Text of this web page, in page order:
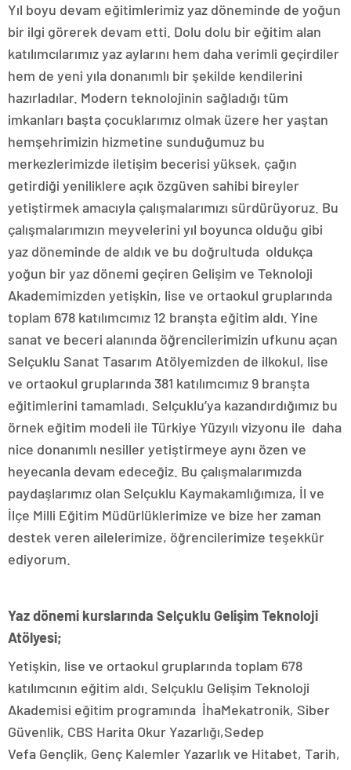
Yıl boyu devam eğitimlerimiz yaz döneminde de yoğun
bir ilgi görerek devam etti. Dolu dolu bir eğitim alan
katılımcılarımız yaz aylarını hem daha verimli geçirdiler
hem de yeni yıla donanımlı bir şekilde kendilerini
hazırladılar. Modern teknolojinin sağladığı tüm
imkanları başta çocuklarımız olmak üzere her yaştan
hemşehrimizin hizmetine sunduğumuz bu
merkezlerimizde iletişim becerisi yüksek, çağın
getirdiği yeniliklere açık özgüven sahibi bireyler
yetiştirmek amacıyla çalışmalarımızı sürdürüyoruz. Bu
çalışmalarımızın meyvelerini yıl boyunca olduğu gibi
yaz döneminde de aldık ve bu doğrultuda oldukça
yoğun bir yaz dönemi geçiren Gelişim ve Teknoloji
Akademimizden yetişkin, lise ve ortaokul gruplarında
toplam 678 katılımcımız 12 branşta eğitim aldı. Yine
sanat ve beceri alanında öğrencilerimizin ufkunu açan
Selçuklu Sanat Tasarım Atölyemizden de ilkokul, lise
ve ortaokul gruplarında 381 katılımcımız 9 branşta
eğitimlerini tamamladı. Selçuklu’ya kazandırdığımız bu
örnek eğitim modeli ile Türkiye Yüzyılı vizyonu ile daha
nice donanımlı nesiller yetiştirmeye aynı özen ve
heyecanla devam edeceğiz. Bu çalışmalarımızda
paydaşlarımız olan Selçuklu Kaymakamlığımıza, İl ve
İlçe Milli Eğitim Müdürlüklerimize ve bize her zaman
destek veren ailelerimize, öğrencilerimize teşekkür
ediyorum.
Yaz dönemi kurslarında Selçuklu Gelişim Teknoloji
Atölyesi;
Yetişkin, lise ve ortaokul gruplarında toplam 678
katılımcının eğitim aldı. Selçuklu Gelişim Teknoloji
Akademisi eğitim programında İhaMekatronik, Siber
Güvenlik, CBS Harita Okur Yazarlığı,Sedep
Vefa Gençlik, Genç Kalemler Yazarlık ve Hitabet, Tarih,